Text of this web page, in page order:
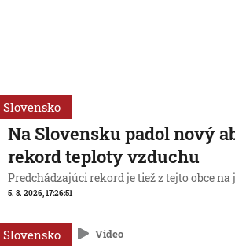
Slovensko
Na Slovensku padol nový
rekord teploty vzduchu
Predchádzajúci rekord je tiež z tejto obce
5. 8. 2026, 17:26:51
Slovensko Video